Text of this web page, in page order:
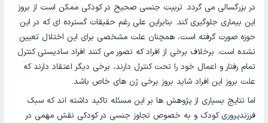
در بزرگسالی می گردد. تربیت جنسی صحیح در کودکی ممکن است از بروز
این بیماری جلوگیری کند. بنابراین علی رغم حقیقات گسترده ای که در این
حوزه صورت گرفته است، همچنان علت مشخصی برای این اختلال تعیین
نشده است. برخلاف برخی از افراد که تصور می کنند افراد سادیستی کنترل
تمام رفتار و اعمال خود را تحت کنترل دارند، برخی دیگر اعتقاد دارند که
علت بروز این افراد شاید بروز برخی ژن های خاص باشد.
اما نتایج بسیاری از پژوهش ها بر این مسئله تاکید داشته اند که سبک
فرزندپروری کودک و به خصوص تجاوز جنسی در کودکی نقش مهمی در